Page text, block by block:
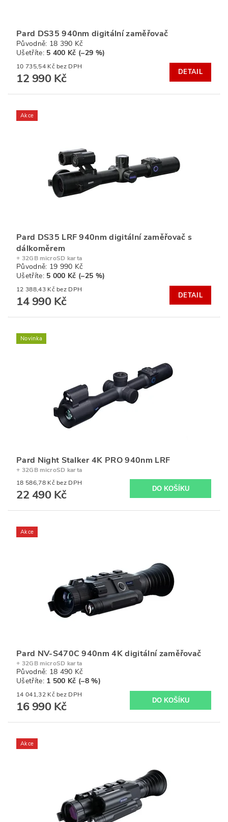
Pard DS35 940nm digitální zaměřovač
Původně: 18 390 Kč
Ušetříte: 5 400 Kč (–29 %)
10 735,54 Kč bez DPH
12 990 Kč DETAIL
Akce
Pard DS35 LRF 940nm digitální zaměřovač s
dálkoměrem
+ 32GB microSD karta
Původně: 19 990 Kč
Ušetříte: 5 000 Kč (–25 %)
12 388,43 Kč bez DPH
14 990 Kč DETAIL
Novinka
Pard Night Stalker 4K PRO 940nm LRF
+ 32GB microSD karta
18 586,78 Kč bez DPH
22 490 Kč
Akce
Pard NV-S470C 940nm 4K digitální zaměřovač
+ 32GB microSD karta
Původně: 18 490 Kč
Ušetříte: 1 500 Kč (–8 %)
14 041,32 Kč bez DPH
16 990 Kč
Akce